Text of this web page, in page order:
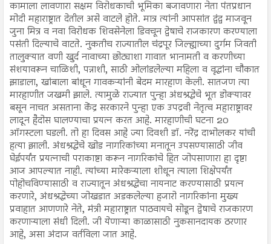
कामाला लावणारा सक्षम विरोधकाची भूमिका बजावणारा नेता पंतप्रधान
मोदी महाराष्ट्रात देतील असे वाटले होते. मात्र त्यांनी आपसांत द्वंद्व माजवून
जुना मित्र व नवा विरोधक शिवसेनेला डिवचून द्वेषाचे राजकारण करण्याला
पसंती दिल्याचे वाटते. नुकतीच राज्यातील चंद्रपूर जिल्ह्याच्या दुर्गम जिवती
तालुक्यात वणी खुर्द नावाच्या छोट्याशा गावात भानामती व करणीच्या
संशयावरून चाळिशी, पन्नाशी, साठी ओलांडलेल्या महिला व वृद्धांना चौकात
झाडाला, खांबाला बांधून गावकऱ्यांनी बेदम मारहाण केली. सातजण त्या
मारहाणीत जखमी झाले. त्यामुळे राज्यात पुन्हा अंधश्रद्धेचे भूत डोक्यावर
बसून नाचत असताना केंद्र सरकारने पुन्हा एक उपद्रवी नेतृत्व महाराष्ट्रावर
लादून हैदोस घालण्याचा प्रयत्न करत आहे. मारहाणीची घटना 20
ऑगस्टला घडली. तो हा दिवस आहे ज्या दिवशी डॉ. नरेंद्र दाभोलकर यांची
हत्या झाली. अंधश्रद्धेचे खोड नागरिकांच्या मनातून उपसण्यासाठी जीव
घेईपर्यंत प्रयत्नाची पराकाष्टा करून नागरिकांचे हित जोपसाणारा हा दृष्टा
आज आपल्यात नाही. त्यांच्या मारेकऱ्याला शोधून त्याला शिक्षेपर्यंत
पोहोचविण्यासाठी व राज्यातून अंधश्रद्धेचा नायनाट करण्यासाठी प्रयत्न
करणारे, अंधश्रद्धेच्या जोखडात अडकलेल्या हजारो नागरिकांना मुख्य
प्रवाहात आणणारे नेते, मंत्री महाराष्ट्रात पाठवायचे सोडून द्वेषाचे राजकारण
करणाऱ्याला संधी दिली. जी येणाऱ्या काळासाठी नुकसानदायक ठरणार
आहे, असा अंदाज वर्तविला जात आहे.